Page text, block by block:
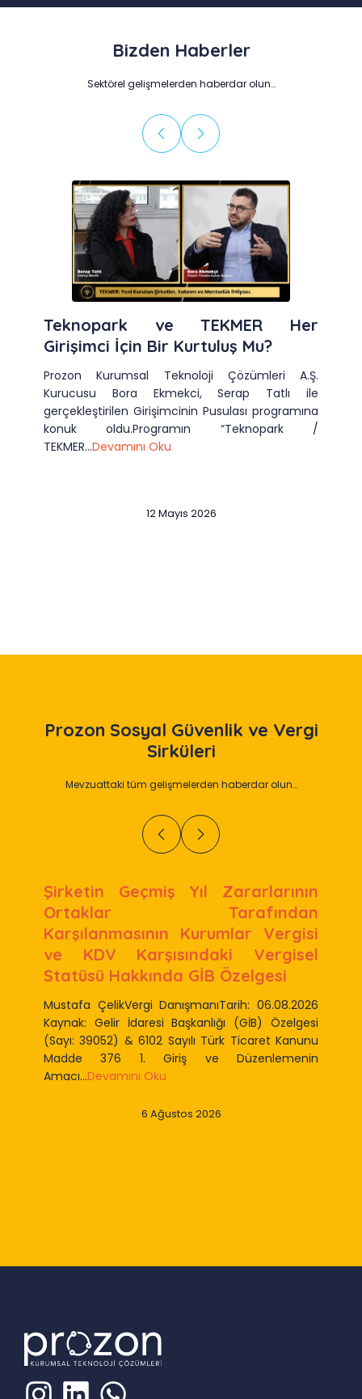
Bizden Haberler
Sektörel gelişmelerden haberdar olun…
Teknopark ve TEKMER Her
Girişimci İçin Bir Kurtuluş Mu?
Prozon Kurumsal Teknoloji Çözümleri A.Ş.
Kurucusu Bora Ekmekci, Serap Tatlı ile
gerçekleştirilen Girişimcinin Pusulası programına
konuk oldu.Programın “Teknopark /
TEKMER...Devamını Oku
12 Mayıs 2026
Prozon Sosyal Güvenlik ve Vergi
Sirküleri
Mevzuattaki tüm gelişmelerden haberdar olun…
Şirketin Geçmiş Yıl Zararlarının
Ortaklar Tarafından
Karşılanmasının Kurumlar Vergisi
ve KDV Karşısındaki Vergisel
Statüsü Hakkında GİB Özelgesi
Mustafa ÇelikVergi DanışmanıTarih: 06.08.2026
Kaynak: Gelir İdaresi Başkanlığı (GİB) Özelgesi
(Sayı: 39052) & 6102 Sayılı Türk Ticaret Kanunu
Madde 376 1. Giriş ve Düzenlemenin
Amacı...Devamını Oku
6 Ağustos 2026